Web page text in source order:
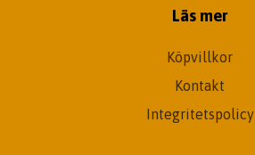
Läs mer
Köpvillkor
Kontakt
Integritetspolicy